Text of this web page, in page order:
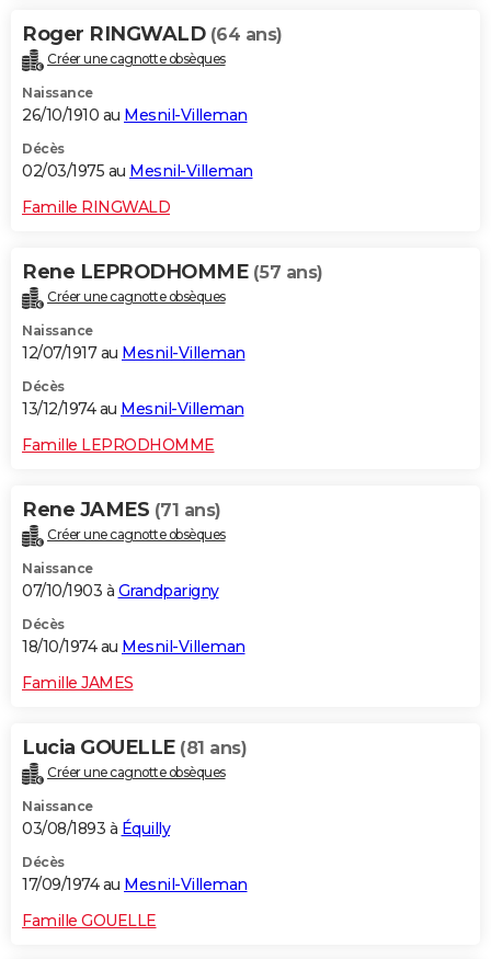
Roger RINGWALD (64 ans)
Créer une cagnotte obsèques
Naissance
26/10/1910 au Mesnil-Villeman
Décès
02/03/1975 au Mesnil-Villeman
Famille RINGWALD
Rene LEPRODHOMME (57 ans)
Créer une cagnotte obsèques
Naissance
12/07/1917 au Mesnil-Villeman
Décès
13/12/1974 au Mesnil-Villeman
Famille LEPRODHOMME
Rene JAMES (71 ans)
Créer une cagnotte obsèques
Naissance
07/10/1903 à Grandparigny
Décès
18/10/1974 au Mesnil-Villeman
Famille JAMES
Lucia GOUELLE (81 ans)
Créer une cagnotte obsèques
Naissance
03/08/1893 à Équilly
Décès
17/09/1974 au Mesnil-Villeman
Famille GOUELLE